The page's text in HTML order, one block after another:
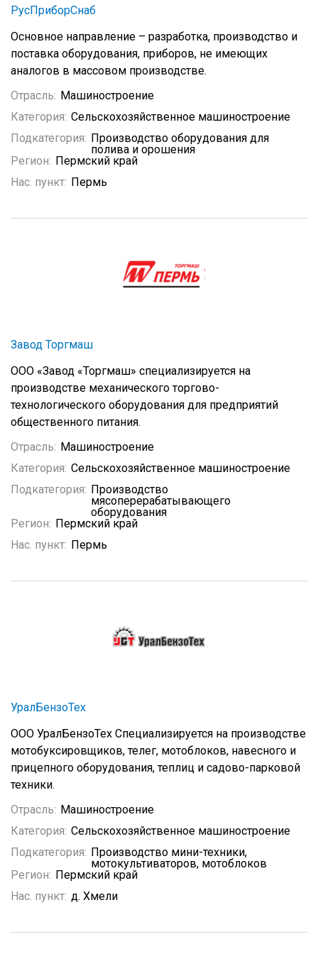
РусПриборСнаб
Основное направление – разработка, производство и
поставка оборудования, приборов, не имеющих
аналогов в массовом производстве.
Отрасль: Машиностроение
Категория: Сельскохозяйственное машиностроение
Подкатегория: Производство оборудования для
полива и орошения
Регион: Пермский край
Нас. пункт: Пермь
Завод Торгмаш
ООО «Завод «Торгмаш» специализируется на
производстве механического торгово-
технологического оборудования для предприятий
общественного питания.
Отрасль: Машиностроение
Категория: Сельскохозяйственное машиностроение
Подкатегория: Производство
мясоперерабатывающего
оборудования
Регион: Пермский край
Нас. пункт: Пермь
УралБензоТех
ООО УралБензоТех Специализируется на производстве
мотобуксировщиков, телег, мотоблоков, навесного и
прицепного оборудования, теплиц и садово-парковой
техники.
Отрасль: Машиностроение
Категория: Сельскохозяйственное машиностроение
Подкатегория: Производство мини-техники,
мотокультиваторов, мотоблоков
Регион: Пермский край
Нас. пункт: д. Хмели